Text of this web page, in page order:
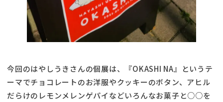
今回のはやしうきさんの個展は、『OKASHI NA』というテ
ーマでチョコレートのお洋服やクッキーのボタン、アヒル
だらけのレモンメレンゲパイなどいろんなお菓子と○○を